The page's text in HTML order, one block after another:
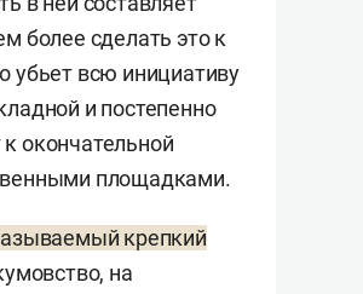
более сделать это к
убьет всю инициативу
и постепенно
окончательной
площадками.
крепкий
на